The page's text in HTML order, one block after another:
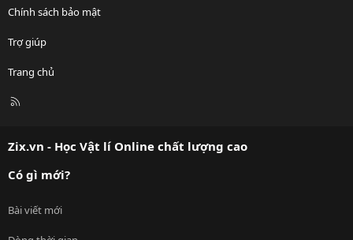
Chính sách bảo mật
Trợ giúp
Trang chủ
R
Zix.vn - Học Vật lí Online chất lượng cao
Có gì mới?
Bài viết mới